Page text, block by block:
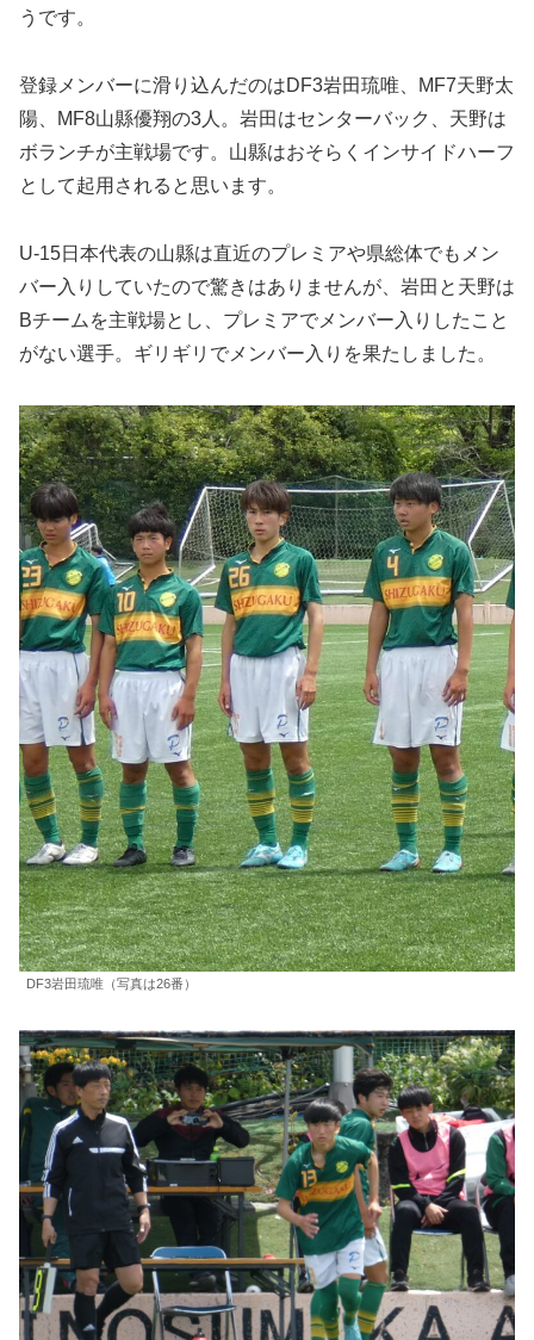
うです。
登録メンバーに滑り込んだのはDF3岩田琉唯、MF7天野太
陽、MF8山縣優翔の3人。岩田はセンターバック、天野は
ボランチが主戦場です。山縣はおそらくインサイドハーフ
として起用されると思います。
U-15日本代表の山縣は直近のプレミアや県総体でもメン
バー入りしていたので驚きはありませんが、岩田と天野は
Bチームを主戦場とし、プレミアでメンバー入りしたこと
がない選手。ギリギリでメンバー入りを果たしました。
DF3岩田琉唯（写真は26番）